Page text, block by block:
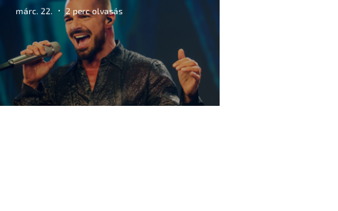
márc. 22. 2 perc olvasás